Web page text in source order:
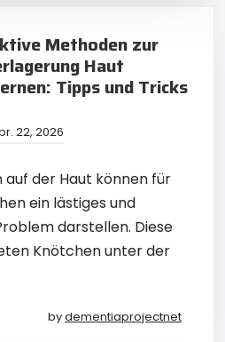
Methoden zur
Haut
Tipps und Tricks
22, 2026
der Haut können für
ein lästiges und
darstellen. Diese
Knötchen unter der
bydementiaprojectnet